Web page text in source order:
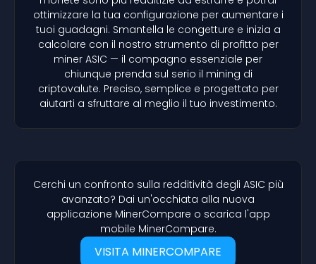
ottimizzare la tua configurazione per aumentare i
tuoi guadagni. Smantella le congetture e inizia a
calcolare con il nostro strumento di profitto per
miner ASIC — il compagno essenziale per
chiunque prenda sul serio il mining di
criptovalute. Preciso, semplice e progettato per
aiutarti a sfruttare al meglio il tuo investimento.
Cerchi un confronto sulla redditività degli ASIC più
avanzato? Dai un'occhiata alla nuova
applicazione MinerCompare o scarica l'app
mobile MinerCompare.
VISITA MINERCOMPARE